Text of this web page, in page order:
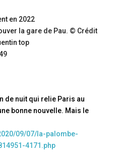
la gare de Pau. © Crédit
top
de nuit qui relie Paris au
bonne nouvelle. Mais le
09/07/la-palombe-
4171.php